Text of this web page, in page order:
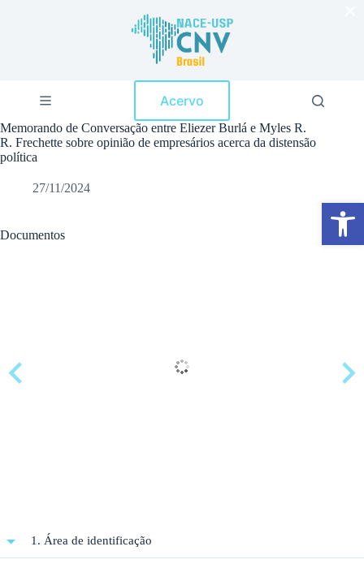
Abrir a barra de ferramentas
a
o
c
ú
Acervo
Memorando de Conversação entre Eliezer Burlá e Myles R.
R. Frechette sobre opinião de empresários acerca da distensão
política
27/11/2024
Documentos
1. Área de identificação